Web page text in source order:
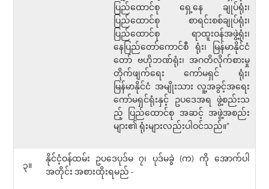
ပြည်ထောင်စု ရှေ့နေ ချုပ်ရုံး၊
ပြည်ထောင်စု စာရင်းစစ်ချုပ်ရုံး၊
ပြည်ထောင်စု ရာထူးဝန်အဖွဲ့ရုံး၊
နေပြည်တော်ကောင်စီ ရုံး၊ မြန်မာနိုင်ငံ
တော် ဗဟိုဘဏ်ရုံး၊ အဂတိလိုက်စားမှု
တိုက်ဖျက်ရေး ကော်မရှင် ရုံး၊
မြန်မာနိုင်ငံ အမျိုးသား လူ့အခွင့်အရေး
ကော်မရှင်ရုံးနှင့် ဥပဒေအရ ဖွဲ့စည်းသ
ည့် ပြည်ထောင်စု အဆင့် အဖွဲ့အစည်း
များ၏ ရုံးများလည်းပါဝင်သည်။”
၃။
နိုင်ငံ့ဝန်ထမ်း ဥပဒေပုဒ်မ ၇၊ ပုဒ်မခွဲ (က) ကို အောက်ပါ
အတိုင်း အစားထိုးရမည် -